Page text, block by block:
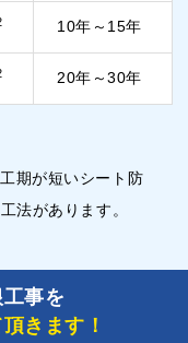
10年～15年
20年～30年
期が短いシート防
法があります。
事を
きます！